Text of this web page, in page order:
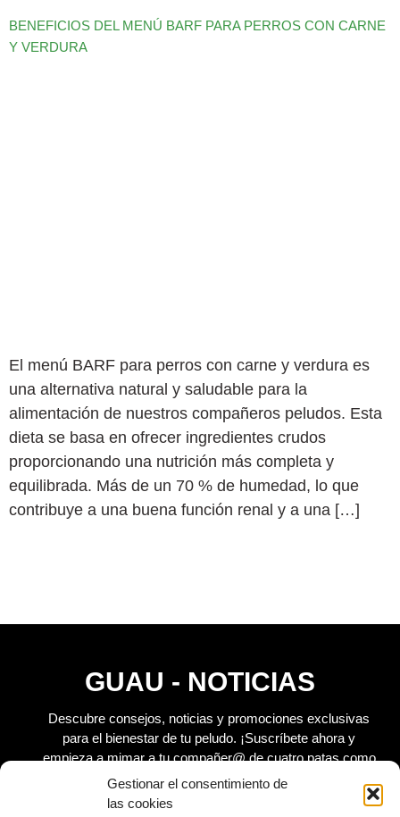
Gestionar el consentimiento de
las cookies
BENEFICIOS DEL MENÚ BARF PARA PERROS CON CARNE
Y VERDURA
El menú BARF para perros con carne y verdura es
una alternativa natural y saludable para la
alimentación de nuestros compañeros peludos. Esta
dieta se basa en ofrecer ingredientes crudos
proporcionando una nutrición más completa y
equilibrada. Más de un 70 % de humedad, lo que
contribuye a una buena función renal y a una […]
GUAU - NOTICIAS
Descubre consejos, noticias y promociones exclusivas
para el bienestar de tu peludo. ¡Suscríbete ahora y
empieza a mimar a tu compañer@ de cuatro patas como
se merece!